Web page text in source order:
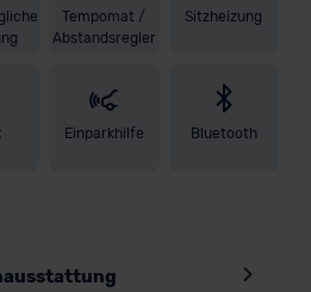
Tempomat /
Abstandsregler
Sitzheizung
Einparkhilfe Bluetooth